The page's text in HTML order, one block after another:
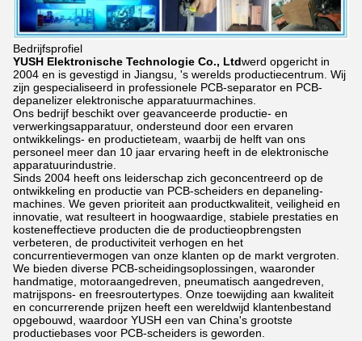
Bedrijfsprofiel
YUSH Elektronische Technologie Co., Ltdwerd opgericht in
2004 en is gevestigd in Jiangsu, 's werelds productiecentrum. Wij
zijn gespecialiseerd in professionele PCB-separator en PCB-
depanelizer elektronische apparatuurmachines.
Ons bedrijf beschikt over geavanceerde productie- en
verwerkingsapparatuur, ondersteund door een ervaren
ontwikkelings- en productieteam, waarbij de helft van ons
personeel meer dan 10 jaar ervaring heeft in de elektronische
apparatuurindustrie.
Sinds 2004 heeft ons leiderschap zich geconcentreerd op de
ontwikkeling en productie van PCB-scheiders en depaneling-
machines. We geven prioriteit aan productkwaliteit, veiligheid en
innovatie, wat resulteert in hoogwaardige, stabiele prestaties en
kosteneffectieve producten die de productieopbrengsten
verbeteren, de productiviteit verhogen en het
concurrentievermogen van onze klanten op de markt vergroten.
We bieden diverse PCB-scheidingsoplossingen, waaronder
handmatige, motoraangedreven, pneumatisch aangedreven,
matrijspons- en freesroutertypes. Onze toewijding aan kwaliteit
en concurrerende prijzen heeft een wereldwijd klantenbestand
opgebouwd, waardoor YUSH een van China's grootste
productiebases voor PCB-scheiders is geworden.